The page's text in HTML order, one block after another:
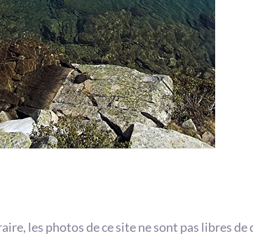
les photos de ce site ne sont pas libres de